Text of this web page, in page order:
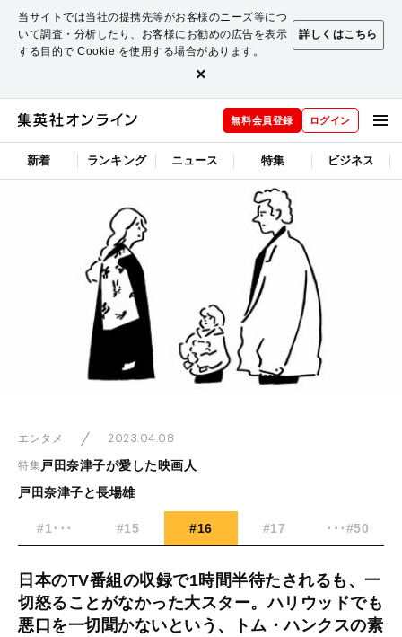
当サイトでは当社の提携先等がお客様のニーズ等につ
いて調査・分析したり、お客様にお勧めの広告を表示
する目的で Cookie を使用する場合があります。
詳しくはこちら
×
無料会員登録 ログイン
新着 ランキング ニュース 特集 ビジネス
エンタメ 2023.04.08
特集戸田奈津子が愛した映画人
戸田奈津子と長場雄
#1･･･ #15 #16 #17 ･･･#50
日本のTV番組の収録で1時間半待たされるも、一
切怒ることがなかった大スター。ハリウッドでも
悪口を一切聞かないという、トム・ハンクスの素